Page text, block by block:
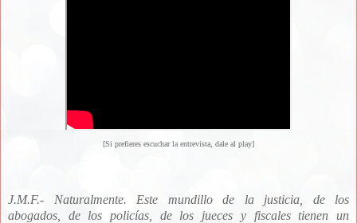
[Si prefieres escuchar la entrevista, dale al play]
J.M.F.- Naturalmente. Este mundillo de la justicia, de los
abogados, de los policías, de los jueces y fiscales tienen un